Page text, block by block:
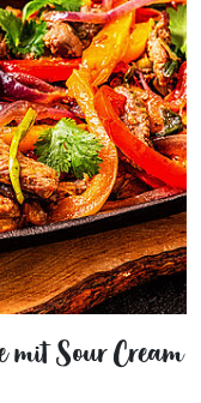
mit Sour Cream